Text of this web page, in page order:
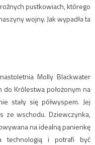
pustkowiach, którego
wojny. Jak wypadła ta
Molly Blackwater
do Królestwa położonym na
stały się półwyspem. Jej
ze wschodu. Dziewczynka,
na idealną panienkę
technologią i potrafi być